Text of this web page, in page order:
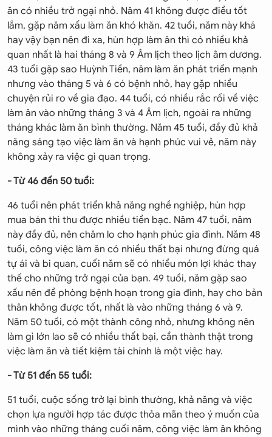
ăn có nhiều trở ngại nhỏ. Năm 41 không được điều tốt
lắm, gặp năm xấu làm ăn khó khăn. 42 tuổi, năm này khá
hay vậy bạn nên đi xa, hùn hợp làm ăn thì có nhiều khả
quan nhất là hai tháng 8 và 9 Âm lịch theo lịch âm dương.
43 tuổi gặp sao Huỳnh Tiền, năm làm ăn phát triển mạnh
nhưng vào tháng 5 và 6 có bệnh nhỏ, hay gặp nhiều
chuyện rủi ro về gia đạo. 44 tuổi, có nhiều rắc rối về việc
làm ăn vào những tháng 3 và 4 Âm lịch, ngoài ra những
tháng khác làm ăn bình thường. Năm 45 tuổi, đầy đủ khả
năng sáng tạo việc làm ăn và hạnh phúc vui vẻ, năm này
không xảy ra việc gì quan trọng.
- Từ 46 đến 50 tuổi:
46 tuổi nên phát triển khả năng nghề nghiệp, hùn hợp
mua bán thì thu được nhiều tiền bạc. Năm 47 tuổi, năm
này đầy đủ, nên chăm lo cho hạnh phúc gia đình. Năm 48
tuổi, công việc làm ăn có nhiều thất bại nhưng đừng quá
tự ái và bi quan, cuối năm sẽ có nhiều món lợi khác thay
thế cho những trở ngại của bạn. 49 tuổi, năm gặp sao
xấu nên đề phòng bệnh hoạn trong gia đình, hay cho bản
thân không được tốt, nhất là vào những tháng 6 và 9.
Năm 50 tuổi, có một thành công nhỏ, nhưng không nên
làm gì lớn lao sẽ có nhiều thất bại, cần thành thật trong
việc làm ăn và tiết kiệm tài chính là một việc hay.
- Từ 51 đến 55 tuổi:
51 tuổi, cuộc sống trở lại bình thường, khả năng và việc
chọn lựa người hợp tác được thỏa mãn theo ý muốn của
mình vào những tháng cuối năm, công việc làm ăn không